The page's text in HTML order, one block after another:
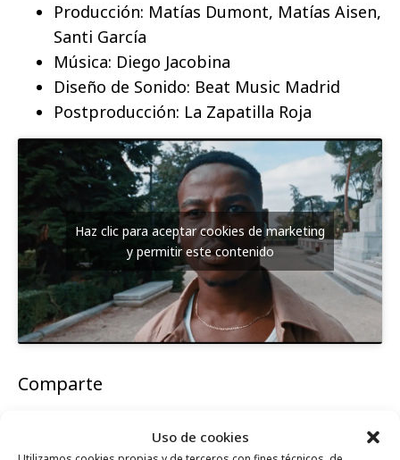
Uso de cookies
Producción: Matías Dumont, Matías Aisen,
Santi García
Música: Diego Jacobina
Diseño de Sonido: Beat Music Madrid
Postproducción: La Zapatilla Roja
Haz clic para aceptar cookies de marketing
y permitir este contenido
Comparte